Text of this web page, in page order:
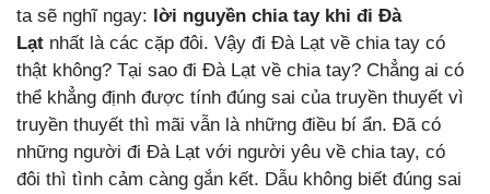
ta sẽ nghĩ ngay: lời nguyền chia tay khi đi Đà
Lạt nhất là các cặp đôi. Vậy đi Đà Lạt về chia tay có
thật không? Tại sao đi Đà Lạt về chia tay? Chẳng ai có
thể khẳng định được tính đúng sai của truyền thuyết vì
truyền thuyết thì mãi vẫn là những điều bí ẩn. Đã có
những người đi Đà Lạt với người yêu về chia tay, có
đôi thì tình cảm càng gắn kết. Dẫu không biết đúng sai